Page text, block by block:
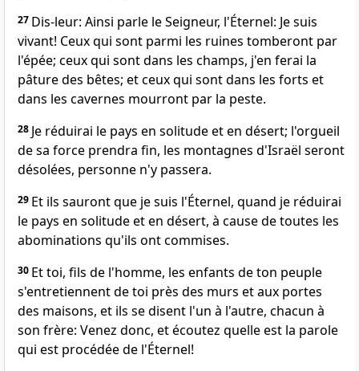
27 Dis-leur: Ainsi parle le Seigneur, l'Éternel: Je suis
vivant! Ceux qui sont parmi les ruines tomberont par
l'épée; ceux qui sont dans les champs, j'en ferai la
pâture des bêtes; et ceux qui sont dans les forts et
dans les cavernes mourront par la peste.
28 Je réduirai le pays en solitude et en désert; l'orgueil
de sa force prendra fin, les montagnes d'Israël seront
désolées, personne n'y passera.
29 Et ils sauront que je suis l'Éternel, quand je réduirai
le pays en solitude et en désert, à cause de toutes les
abominations qu'ils ont commises.
30 Et toi, fils de l'homme, les enfants de ton peuple
s'entretiennent de toi près des murs et aux portes
des maisons, et ils se disent l'un à l'autre, chacun à
son frère: Venez donc, et écoutez quelle est la parole
qui est procédée de l'Éternel!